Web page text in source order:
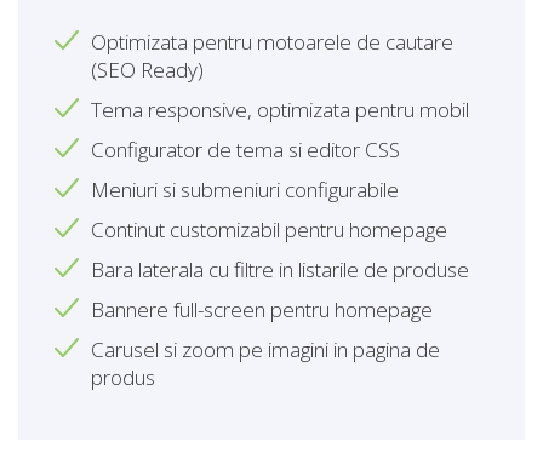
Optimizata pentru motoarele de cautare
(SEO Ready)
Tema responsive, optimizata pentru mobil
Configurator de tema si editor CSS
Meniuri si submeniuri configurabile
Continut customizabil pentru homepage
Bara laterala cu filtre in listarile de produse
Bannere full-screen pentru homepage
Carusel si zoom pe imagini in pagina de
produs